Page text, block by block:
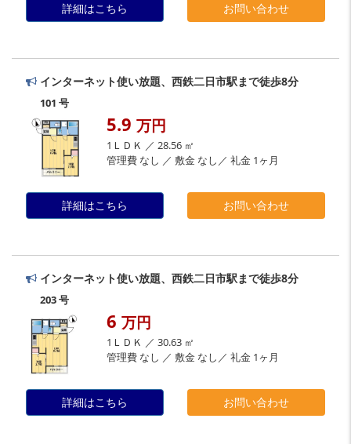
詳細はこちら お問い合わせ
インターネット使い放題、西鉄二日市駅まで徒歩8分
101 号
5.9 万円
1ＬＤＫ ／ 28.56 ㎡
管理費 なし ／ 敷金 なし／ 礼金 1ヶ月
詳細はこちら お問い合わせ
インターネット使い放題、西鉄二日市駅まで徒歩8分
203 号
6 万円
1ＬＤＫ ／ 30.63 ㎡
管理費 なし ／ 敷金 なし／ 礼金 1ヶ月
詳細はこちら お問い合わせ